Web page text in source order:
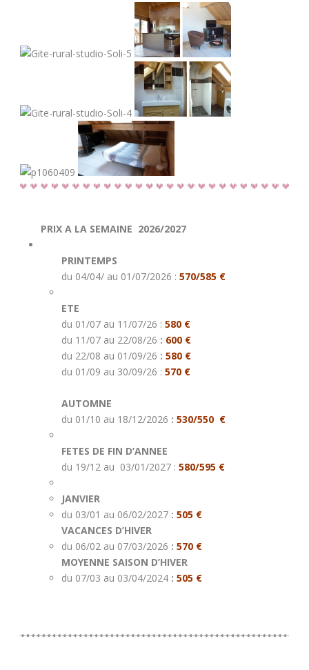
PRIX A LA SEMAINE 2026/2027
PRINTEMPS
du 04/04/ au 01/07/2026 : 570/585 €
ETE
du 01/07 au 11/07/26 : 580 €
du 11/07 au 22/08/26 : 600 €
du 22/08 au 01/09/26 : 580 €
du 01/09 au 30/09/26 : 570 €
AUTOMNE
du 01/10 au 18/12/2026 : 530/550 €
FETES DE FIN D’ANNEE
du 19/12 au 03/01/2027 : 580/595 €
JANVIER
du 03/01 au 06/02/2027 : 505 €
VACANCES D’HIVER
du 06/02 au 07/03/2026 : 570 €
MOYENNE SAISON D’HIVER
du 07/03 au 03/04/2024 : 505 €